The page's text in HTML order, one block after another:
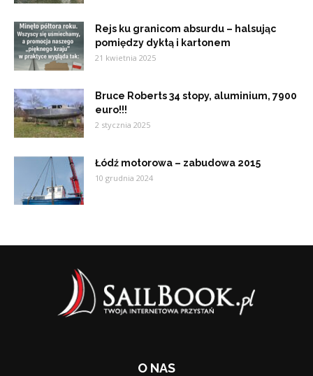
Rejs ku granicom absurdu – halsując
pomiędzy dyktą i kartonem
21 kwietnia 2025
Bruce Roberts 34 stopy, aluminium, 7900
euro!!!
2 stycznia 2025
Łódź motorowa – zabudowa 2015
10 grudnia 2024
O NAS